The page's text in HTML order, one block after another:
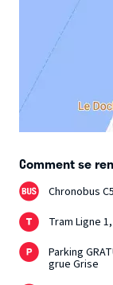
Comment se
Chronobus
Tram Ligne
Parking
grue Grise